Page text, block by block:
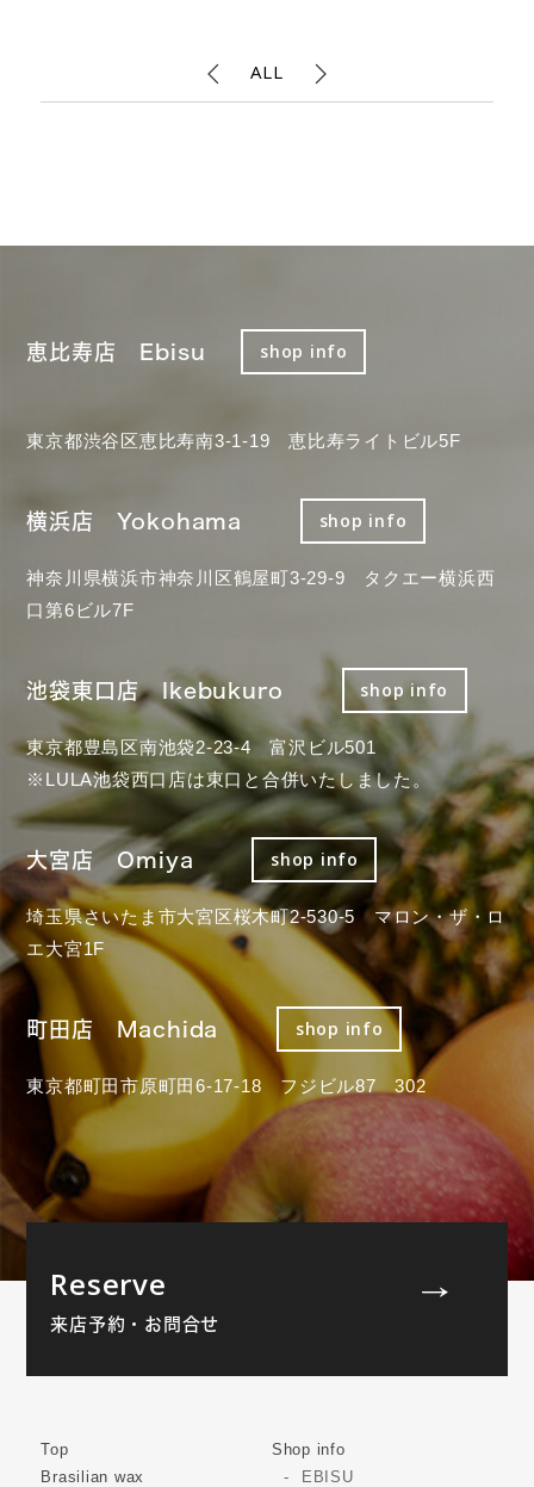
ALL
恵比寿店 Ebisu shop info
東京都渋谷区恵比寿南3-1-19 恵比寿ライトビル5F
横浜店 Yokohama shop info
神奈川県横浜市神奈川区鶴屋町3-29-9 タクエー横浜西
口第6ビル7F
池袋東口店 Ikebukuro shop info
東京都豊島区南池袋2-23-4 富沢ビル501
※LULA池袋西口店は東口と合併いたしました。
大宮店 Omiya shop info
埼玉県さいたま市大宮区桜木町2-530-5 マロン・ザ・ロ
エ大宮1F
町田店 Machida shop info
東京都町田市原町田6-17-18 フジビル87 302
Reserve
来店予約・お問合せ
Top
Brasilian wax
Shop info
EBISU